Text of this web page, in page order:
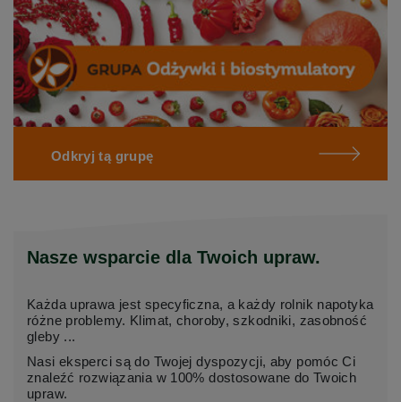
Odkryj tą grupę
Nasze wsparcie dla Twoich upraw.
Każda uprawa jest specyficzna, a każdy rolnik napotyka
różne problemy. Klimat, choroby, szkodniki, zasobność
gleby ...
Nasi eksperci są do Twojej dyspozycji, aby pomóc Ci
znaleźć rozwiązania w 100% dostosowane do Twoich
upraw.